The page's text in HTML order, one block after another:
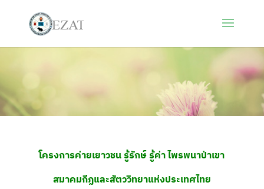
โครงการค่ายเยาวชนรู้รักษ์ รู้ค่า ไพรพนาป่าเขา
สมาคมกีฏและสัตววิทยาแห่งประเทศไทย